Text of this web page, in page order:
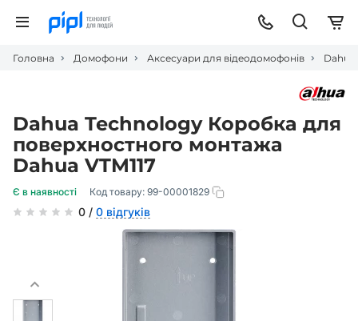
Головна Домофони Аксесуари для відеодомофонів Dahua
Dahua Technology Коробка для
поверхностного монтажа
Dahua VTM117
Є в наявності Код товару: 99-00001829
0 / 0 відгуків